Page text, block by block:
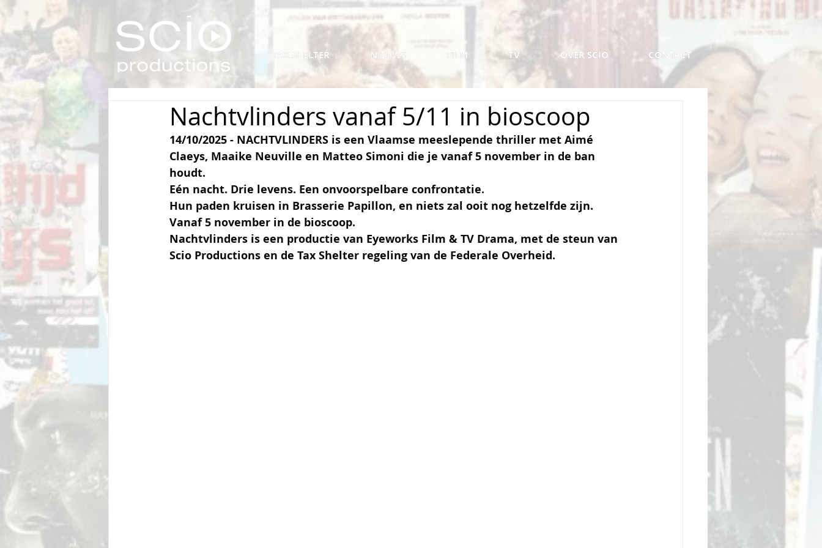
TAX SHELTER NIEUWS FILM TV OVER SCIO CONTACT
TAX SHELTER NIEUWS FILM TV OVER SCIO CONTACT
Nachtvlinders vanaf 5/11 in bioscoop
14/10/2025 - NACHTVLINDERS is een Vlaamse meeslepende thriller met Aimé
Claeys, Maaike Neuville en Matteo Simoni die je vanaf 5 november in de ban
houdt.
Eén nacht. Drie levens. Een onvoorspelbare confrontatie.
Hun paden kruisen in Brasserie Papillon, en niets zal ooit nog hetzelfde zijn.
Vanaf 5 november in de bioscoop.
Nachtvlinders is een productie van Eyeworks Film & TV Drama, met de steun van
Scio Productions en de Tax Shelter regeling van de Federale Overheid.